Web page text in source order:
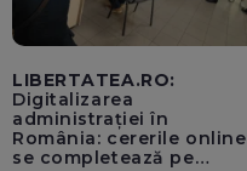
LIBERTATEA.RO:
Digitalizarea
administrației în
România: cererile online
se completează pe